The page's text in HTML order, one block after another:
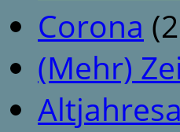
Corona
(Mehr)